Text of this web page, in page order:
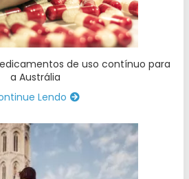
de uso contínuo para
a Austrália
Lendo